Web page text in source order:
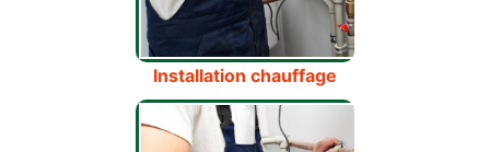
Installation chauffage